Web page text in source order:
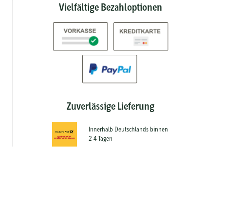
Vielfältige Bezahloptionen
Zuverlässige Lieferung
Innerhalb Deutschlands binnen
2-4 Tagen